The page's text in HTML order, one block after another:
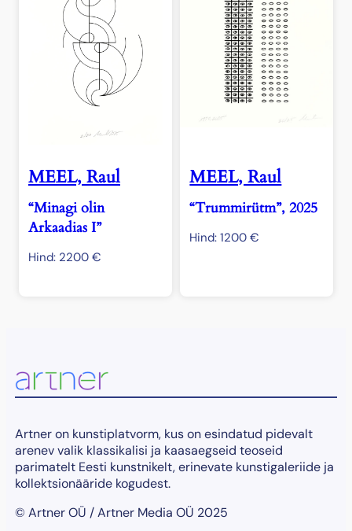
MEEL, Raul
“Minagi olin
Arkaadias I”
Hind: 2200 €
MEEL, Raul
“Trummirütm”, 2025
Hind:1200€
Artner on kunstiplatvorm, kus on esindatud pidevalt
arenev valik klassikalisi ja kaasaegseid teoseid
parimatelt Eesti kunstnikelt, erinevate kunstigaleriide ja
kollektsionääride kogudest.
© Artner OÜ / Artner Media OÜ 2025